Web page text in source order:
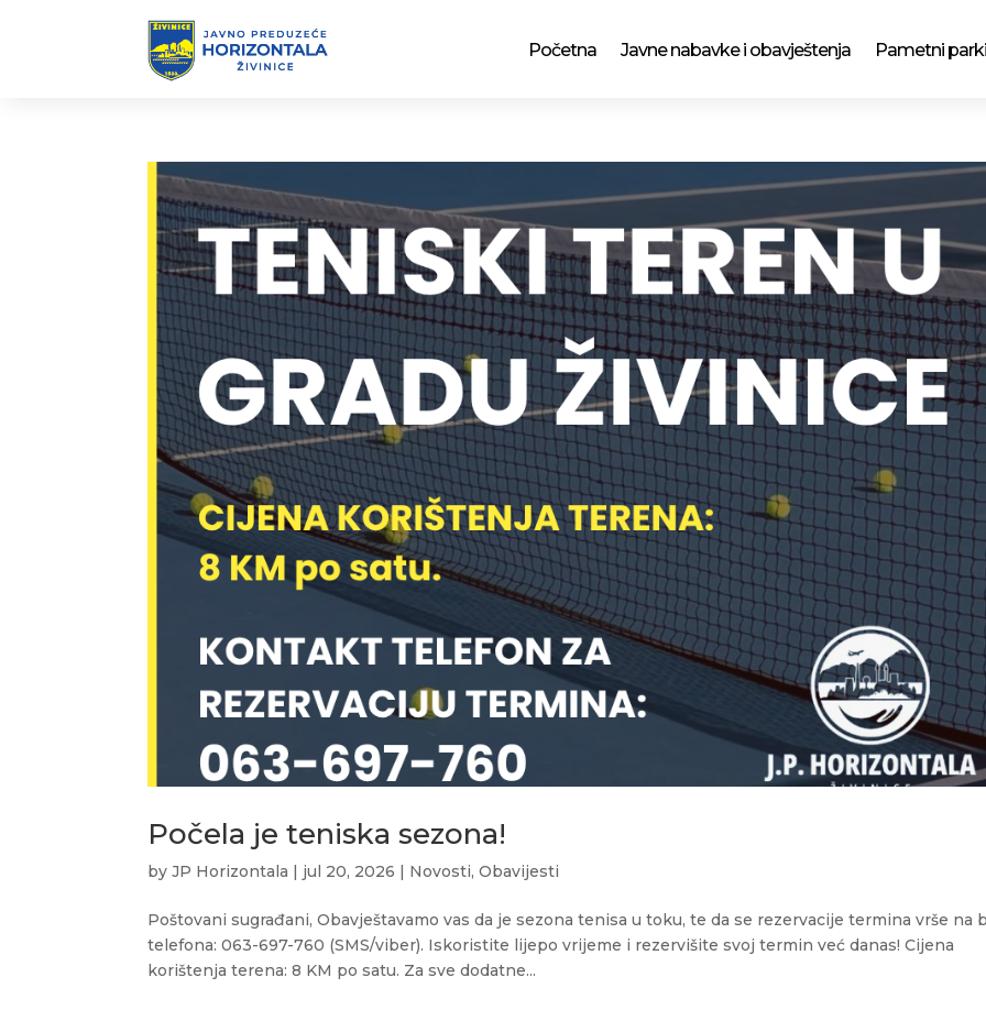
Početna Javne nabavke i obavještenja Pametni
Počela je teniska sezona!
byJP Horizontala jul 20, 2026 Novosti,Obavijesti
Poštovani sugrađani, Obavještavamo vas da je sezona tenisa u toku, te da se rezervacije termina vrše na
telefona: 063-697-760 (SMS/viber). Iskoristite lijepo vrijeme i rezervišite svoj termin već danas! Cijena
korištenja terena: 8 KM po satu. Za sve dodatne...